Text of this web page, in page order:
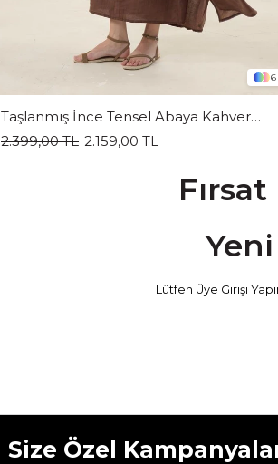
6
Taşlanmış İnce Tensel Abaya Kahverengi
2.159,00 TL
2.399,00 TL
Lütfen Üye Girişi
Size Özel